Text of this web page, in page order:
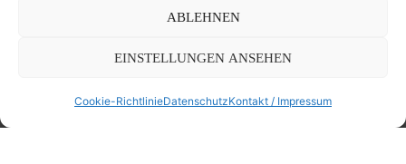
ABLEHNEN
EINSTELLUNGEN ANSEHEN
Cookie-RichtlinieDatenschutzKontakt / Impressum
Datenschutz
Back
to
Top